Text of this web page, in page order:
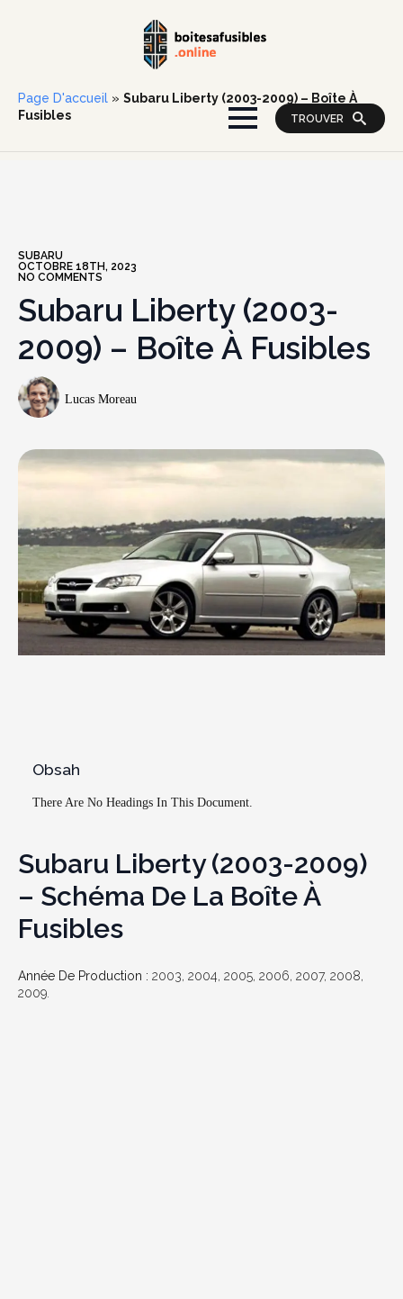
TROUVER
Page D'accueil » Subaru Liberty (2003-2009) – Boîte À
Fusibles
SUBARU
OCTOBRE 18TH, 2023
NO COMMENTS
Subaru Liberty (2003-
2009) – Boîte À Fusibles
Lucas Moreau
Obsah
There Are No Headings In This Document.
Subaru Liberty (2003-2009)
– Schéma De La Boîte À
Fusibles
Année De Production : 2003, 2004, 2005, 2006, 2007, 2008,
2009.